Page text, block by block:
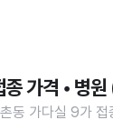
종 가격 • 병
동 가다실 9가